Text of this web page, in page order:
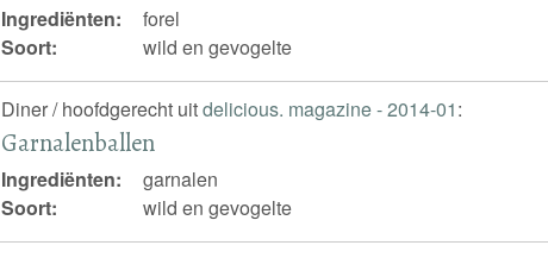
Ingrediënten:
forel
Soort:
wild en gevogelte
Diner / hoofdgerecht uitdelicious. magazine - 2014-01:
Garnalenballen
Ingrediënten:
garnalen
Soort:
wild en gevogelte